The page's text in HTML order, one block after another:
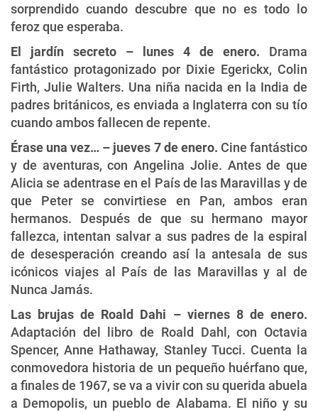
sorprendido cuando descubre que no es todo lo
feroz que esperaba.
El jardín secreto – lunes 4 de enero. Drama
fantástico protagonizado por Dixie Egerickx, Colin
Firth, Julie Walters. Una niña nacida en la India de
padres británicos, es enviada a Inglaterra con su tío
cuando ambos fallecen de repente.
Érase una vez… – jueves 7 de enero. Cine fantástico
y de aventuras, con Angelina Jolie. Antes de que
Alicia se adentrase en el País de las Maravillas y de
que Peter se convirtiese en Pan, ambos eran
hermanos. Después de que su hermano mayor
fallezca, intentan salvar a sus padres de la espiral
de desesperación creando así la antesala de sus
icónicos viajes al País de las Maravillas y al de
Nunca Jamás.
Las brujas de Roald Dahi – viernes 8 de enero.
Adaptación del libro de Roald Dahl, con Octavia
Spencer, Anne Hathaway, Stanley Tucci. Cuenta la
conmovedora historia de un pequeño huérfano que,
a finales de 1967, se va a vivir con su querida abuela
a Demopolis, un pueblo de Alabama. El niño y su